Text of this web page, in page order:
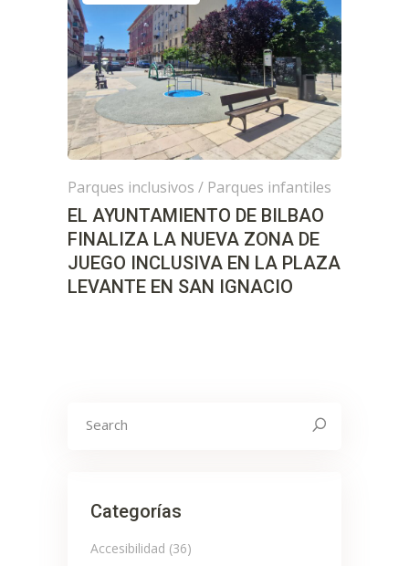
Parques inclusivos / Parques infantiles
EL AYUNTAMIENTO DE BILBAO
FINALIZA LA NUEVA ZONA DE
JUEGO INCLUSIVA EN LA PLAZA
LEVANTE EN SAN IGNACIO
Categorías
Accesibilidad (36)